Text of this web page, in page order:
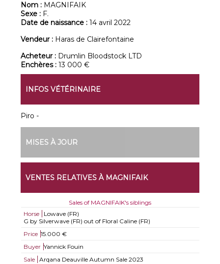
Nom : MAGNIFAIK
Sexe : F.
Date de naissance :14 avril 2022
Vendeur : Haras de Clairefontaine
Acheteur : Drumlin Bloodstock LTD
Enchères :13 000 €
INFOS VÉTÉRINAIRE
Piro -
MISES À JOUR
VENTES RELATIVES À MAGNIFAIK
Sales of MAGNIFAIK's siblings
Horse
Lowave (FR)
G by Silverwave (FR) out of Floral Caline (FR)
Price 15.000 €
Buyer Yannick Fouin
Sale
Arqana Deauville Autumn Sale 2023